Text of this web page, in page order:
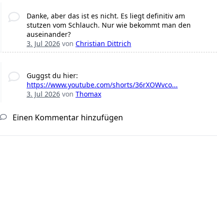
Danke, aber das ist es nicht. Es liegt definitiv am
stutzen vom Schlauch. Nur wie bekommt man den
auseinander?
3. Jul 2026von Christian Dittrich
Guggst du hier:
https://www.youtube.com/shorts/36rXOWvco...
3. Jul 2026von Thomax
Einen Kommentar hinzufügen